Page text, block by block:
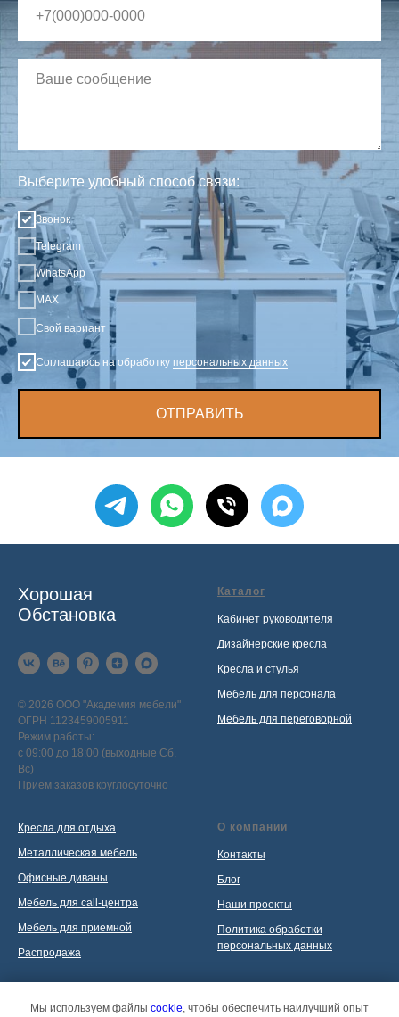
Выберите удобный способ связи:
Звонок
Telegram
WhatsApp
MAX
Свой вариант
Соглашаюсь на обработку персональных данных
ОТПРАВИТЬ
Мы используем файлы cookie, чтобы обеспечить наилучший опыт
Хорошая
Обстановка
© 2026 ООО "Академия мебели"
ОГРН 1123459005911
Режим работы:
с 09:00 до 18:00 (выходные Сб,
Вс)
Прием заказов круглосуточно
Каталог
Кабинет руководителя
Дизайнерские кресла
Кресла и стулья
Мебель для персонала
Мебель для переговорной
Кресла для отдыха
Металлическая мебель
Офисные диваны
Мебель для call-центра
Мебель для приемной
Распродажа
О компании
Контакты
Блог
Наши проекты
Политика обработки
персональных данных